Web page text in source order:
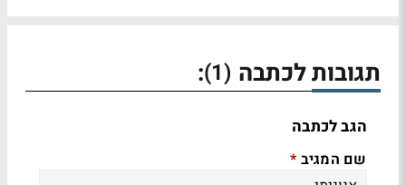
תגובות לכתבה (1)
:
הגב לכתבה
שם המגיב *